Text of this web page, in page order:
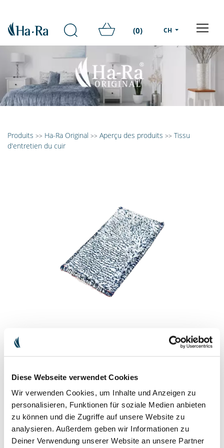
Diese Webseite verwendet Cookies
Wir verwenden Cookies, um Inhalte und Anzeigen zu
personalisieren, Funktionen für soziale Medien anbieten
zu können und die Zugriffe auf unsere Website zu
analysieren. Außerdem geben wir Informationen zu
Deiner Verwendung unserer Website an unsere Partner
(0) CH
Produits >> Ha-Ra Original >> Aperçu des produits >> Tissu
d'entretien du cuir
TISSU D'ENTRETIEN DU CUIR